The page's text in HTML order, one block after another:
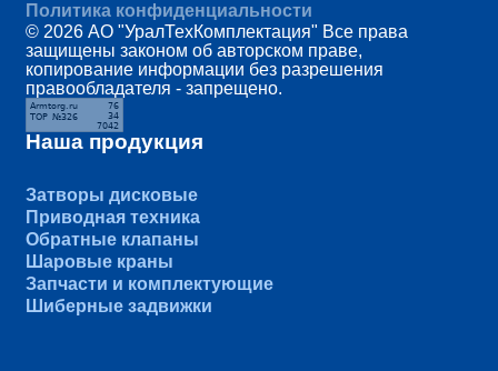
Политика конфиденциальности
© 2026 АО "УралТехКомплектация" Все права
защищены законом об авторском праве,
копирование информации без разрешения
правообладателя - запрещено.
Наша продукция
Затворы дисковые
Приводная техника
Обратные клапаны
Шаровые краны
Запчасти и комплектующие
Шиберные задвижки